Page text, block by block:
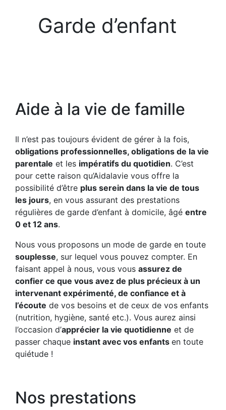
Garde d’enfant
Aide à la vie de famille
Il n’est pas toujours évident de gérer à la fois,
obligations professionnelles, obligations de la vie
parentale et les impératifs du quotidien. C’est
pour cette raison qu’Aidalavie vous offre la
possibilité d’être plus serein dans la vie de tous
les jours, en vous assurant des prestations
régulières de garde d’enfant à domicile, âgé entre
0 et 12 ans.
Nous vous proposons un mode de garde en toute
souplesse, sur lequel vous pouvez compter. En
faisant appel à nous, vous vous assurez de
confier ce que vous avez de plus précieux à un
intervenant expérimenté, de confiance et à
l’écoute de vos besoins et de ceux de vos enfants
(nutrition, hygiène, santé etc.). Vous aurez ainsi
l’occasion d’apprécier la vie quotidienne et de
passer chaque instant avec vos enfants en toute
quiétude !
Nos prestations